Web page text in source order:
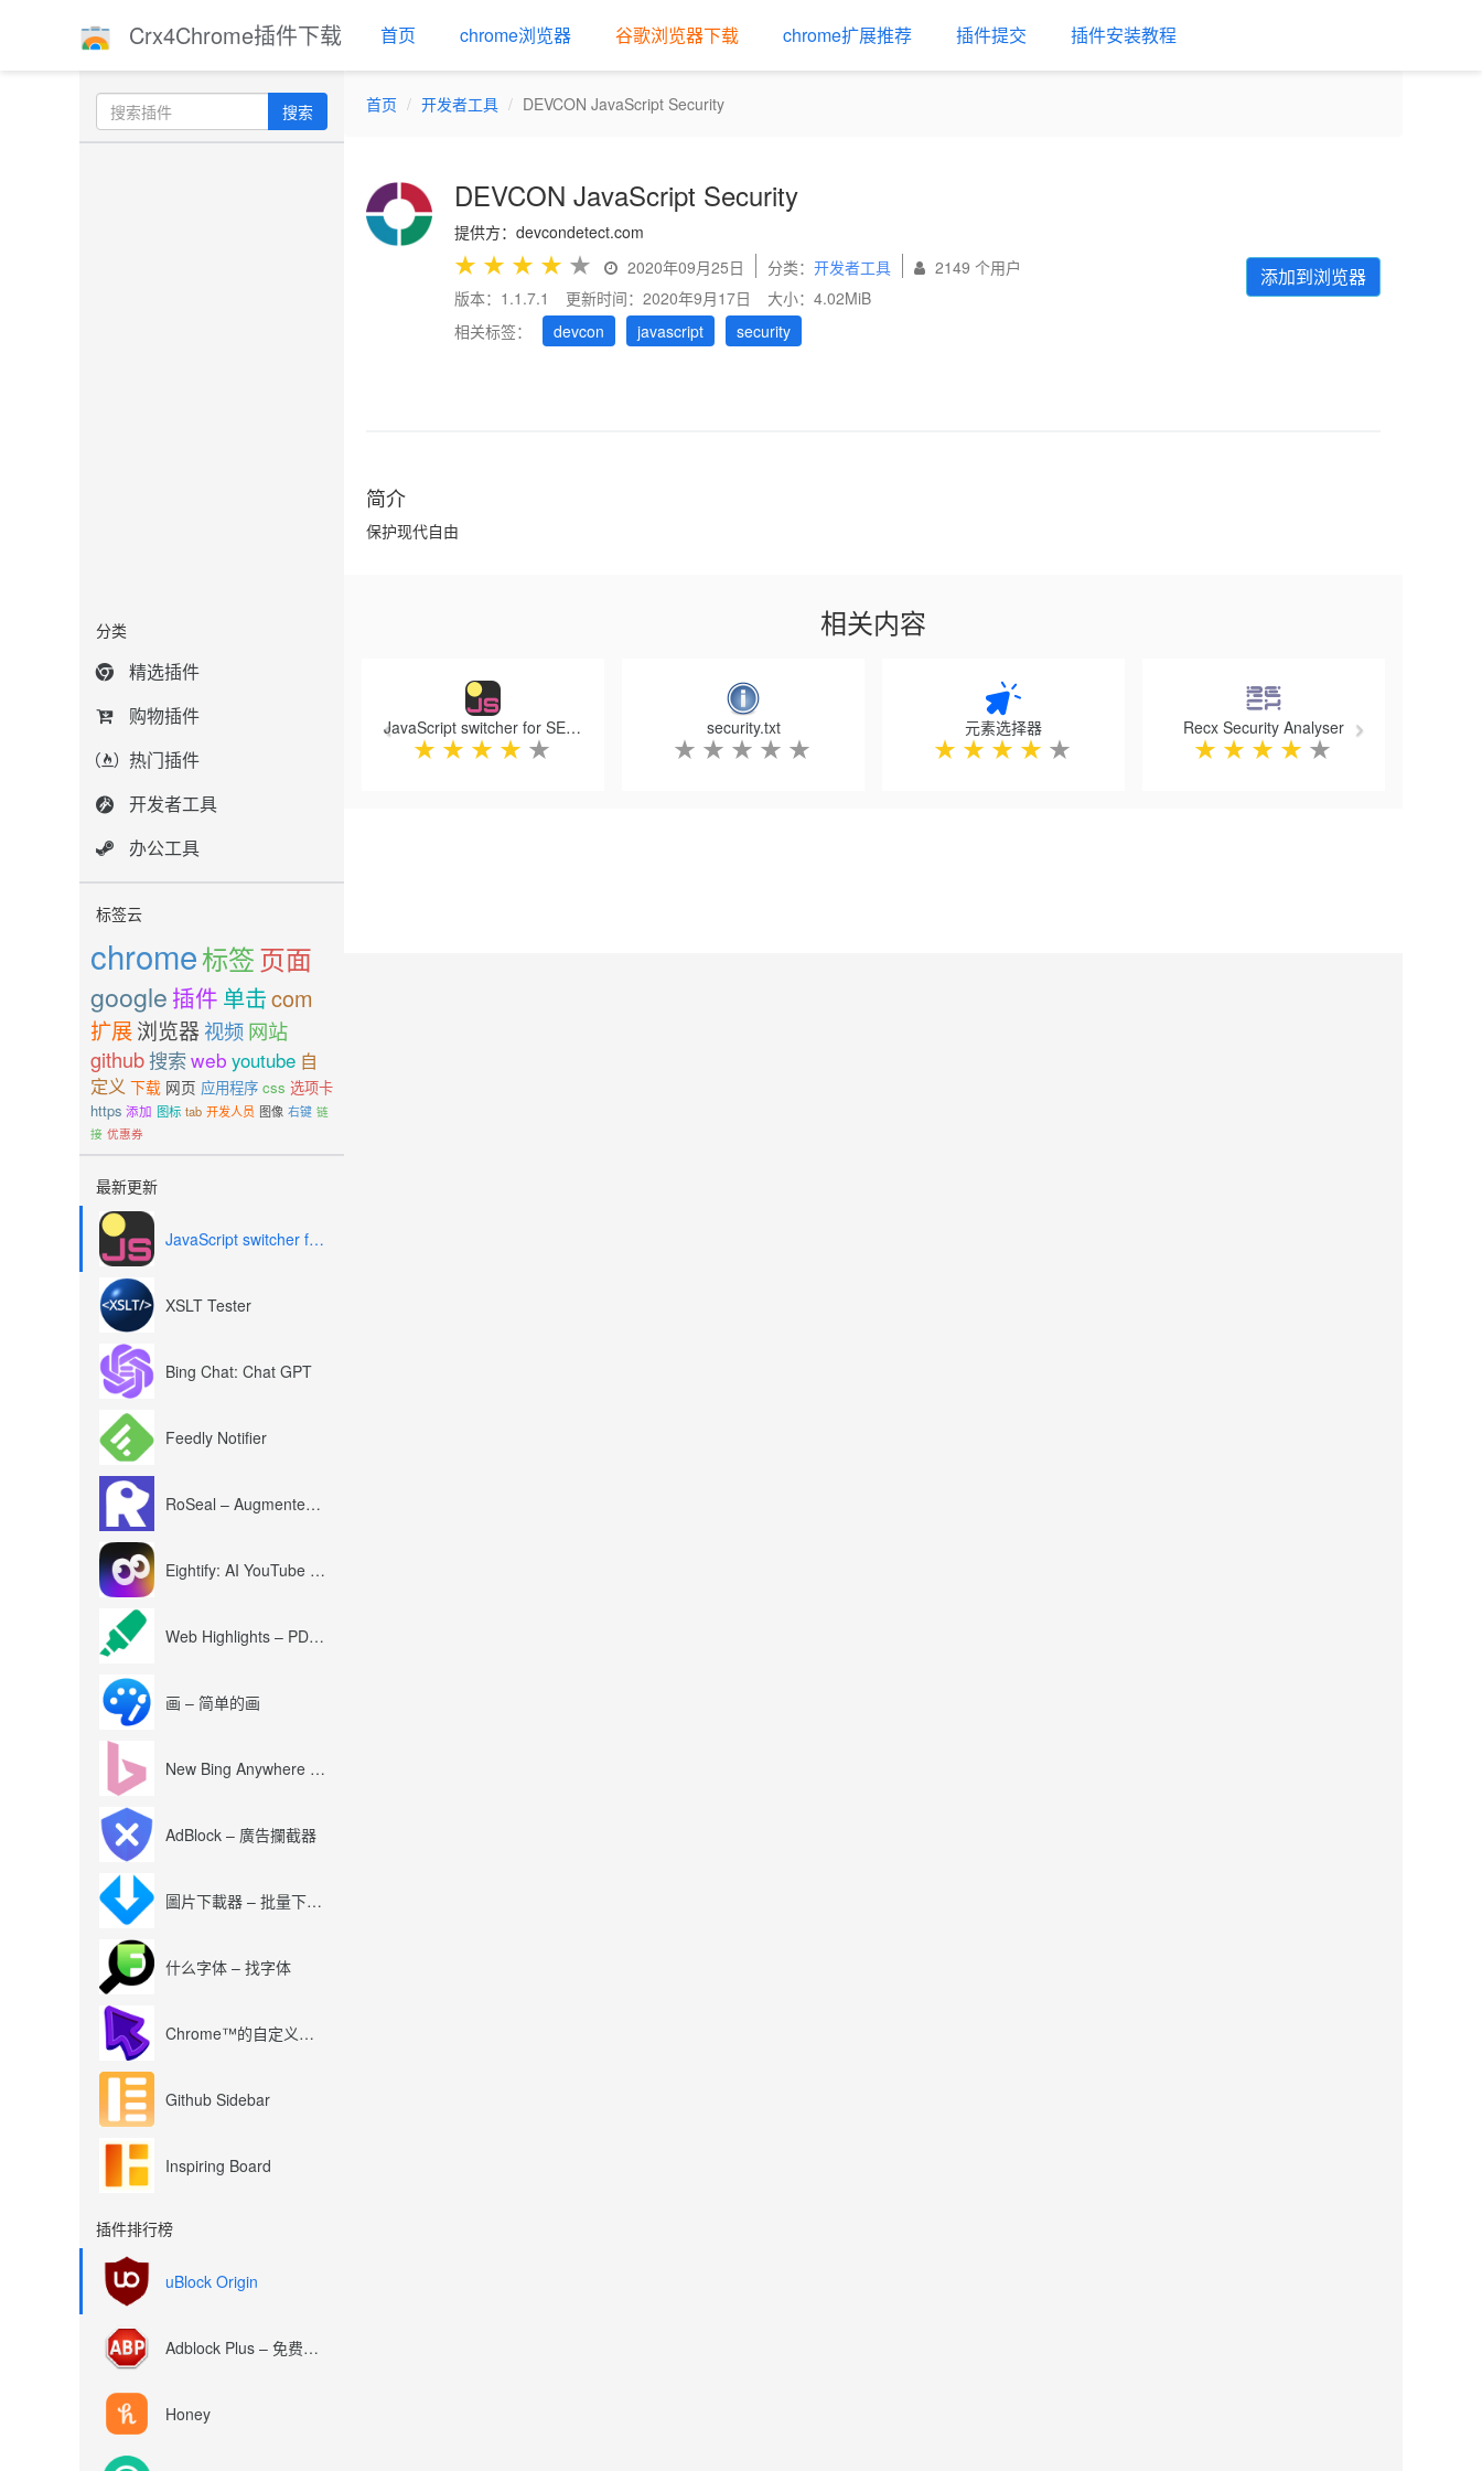
Crx4Chrome插件下载 首页 chrome浏览器 谷歌浏览器下载 chrome扩展推荐 插件提交 插件安装教程
搜索
分类
精选插件
购物插件
热门插件
开发者工具
办公工具
标签云
chrome标签页面
google 插件 单击com
扩展浏览器 视频网站
github搜索web youtube 自
定义 下载 网页 应用程序 css 选项卡
https 添加 图标 tab 开发人员 图像 右键 链
接 优惠券
最新更新
JavaScript switcher for SEO and development
XSLT Tester
Bing Chat: Chat GPT
Feedly Notifier
RoSeal – Augmented Roblox Experience
Eightify: AI YouTube Summary with ChatGPT
Web Highlights – PDF & Web Highlighter
画 – 简单的画
New Bing Anywhere (Bing Chat GPT-4)
AdBlock – 廣告攔截器
圖片下載器 – 批量下載圖片
什么字体 – 找字体
Chrome™的自定义光标
Github Sidebar
Inspiring Board
插件排行榜
uBlock Origin
Adblock Plus – 免费的广告拦截器
Honey
首页 开发者工具 DEVCON JavaScript Security
DEVCON JavaScript Security
提供方：devcondetect.com
★ ★ ★ ★ ★ 2020年09月25日 分类： 开发者工具
2149 个用户
版本：1.1.7.1
更新时间：2020年9月17日
大小：4.02MiB
相关标签：
devcon javascript security
添加到浏览器
简介
保护现代自由
相关内容
JavaScript switcher for SEO and development
★ ★ ★ ★ ★
security.txt
★ ★ ★ ★ ★
元素选择器
★ ★ ★ ★ ★
Recx Security Analyser
★ ★ ★ ★ ★